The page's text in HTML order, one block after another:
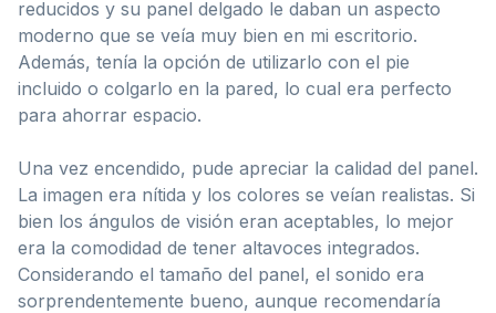
reducidos y su panel delgado le daban un aspecto
moderno que se veía muy bien en mi escritorio.
Además, tenía la opción de utilizarlo con el pie
incluido o colgarlo en la pared, lo cual era perfecto
para ahorrar espacio.
Una vez encendido, pude apreciar la calidad del panel.
La imagen era nítida y los colores se veían realistas. Si
bien los ángulos de visión eran aceptables, lo mejor
era la comodidad de tener altavoces integrados.
Considerando el tamaño del panel, el sonido era
sorprendentemente bueno, aunque recomendaría